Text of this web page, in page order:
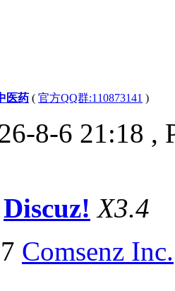
医药 ( 官方QQ群:110873141 )
8-6 21:18 ,
Discuz! X3.4
Comsenz Inc.